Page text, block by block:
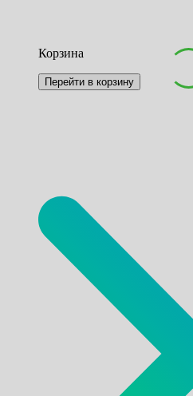
Корзина
Перейти в корзину